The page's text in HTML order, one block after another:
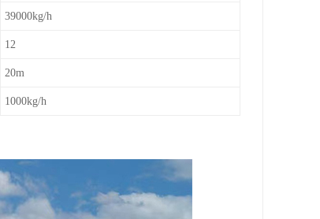
39000kg/h
12
20m
1000kg/h